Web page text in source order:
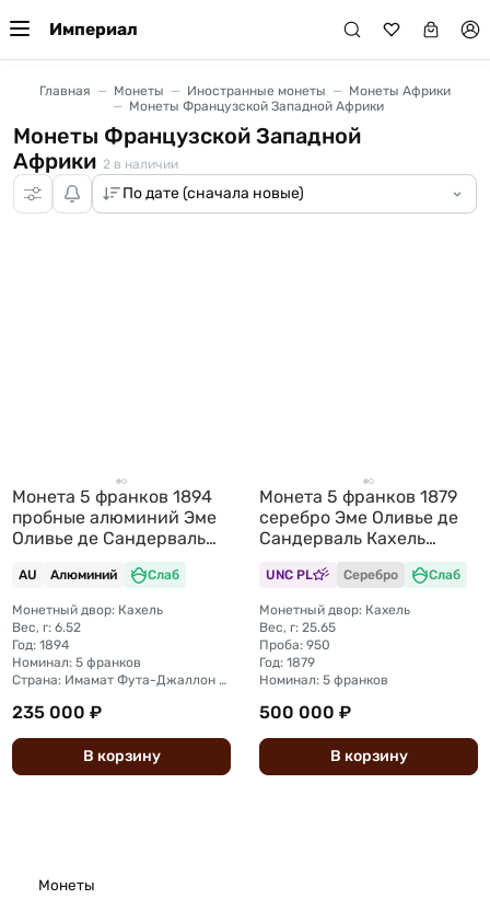
Империал
Монеты
Главная Монеты Иностранные монеты
Монеты Африки
Монеты Французской Западной Африки
Монеты Французской Западной
Африки 2 в наличии
Монета 5 франков 1894
пробные алюминий Эме
Оливье де Сандерваль
слаб NGC AU Det.
AU Алюминий Слаб
Монетный двор: Кахель
Вес, г: 6.52
Год: 1894
Номинал: 5 франков
Страна: Имамат Фута-Джаллон / Ривьер-дю-Сюд, французская колония
235 000 ₽
В корзину
Монета 5 франков 1879
серебро Эме Оливье де
Сандерваль Кахель
Фута-Джаллон слаб
PCGS SP 61
UNC PL Серебро Слаб
Монетный двор: Кахель
Вес, г: 25.65
Проба: 950
Год: 1879
Номинал: 5 франков
500 000 ₽
В корзину